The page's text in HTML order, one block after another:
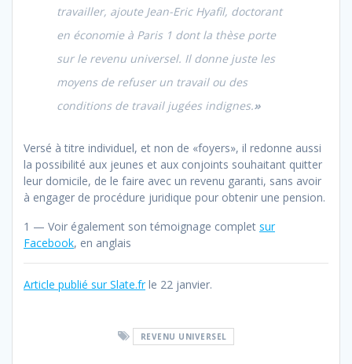
travailler, ajoute Jean-Eric Hyafil, doctorant
en économie à Paris 1 dont la thèse porte
sur le revenu universel. Il donne juste les
moyens de refuser un travail ou des
conditions de travail jugées indignes.»
Versé à titre individuel, et non de «foyers», il redonne aussi
la possibilité aux jeunes et aux conjoints souhaitant quitter
leur domicile, de le faire avec un revenu garanti, sans avoir
à engager de procédure juridique pour obtenir une pension.
1 — Voir également son témoignage complet sur
Facebook, en anglais
Article publié sur Slate.frle 22 janvier.
REVENU UNIVERSEL